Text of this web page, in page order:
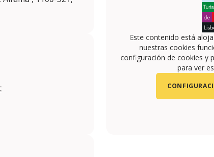
Este contenido está
nuestras cookies
configuración de cookies y
para ver